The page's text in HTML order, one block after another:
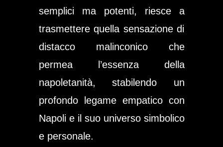
semplici ma potenti, riesce a
trasmettere quella sensazione di
distacco malinconico che
permea l’essenza della
napoletanità, stabilendo un
profondo legame empatico con
Napoli e il suo universo simbolico
e personale.